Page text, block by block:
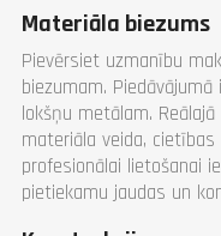
Materiāla biezums
Pievērsiet uzmanību
biezumam.
lokšņu metālam.
materiāla veida,
profesionālai lietošanai
pietiekamu jaudas un